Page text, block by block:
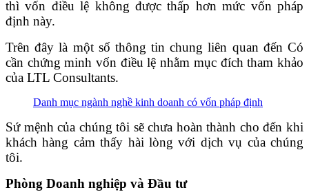
thì vốn điều lệ không được thấp hơn mức vốn pháp
định này.
Trên đây là một số thông tin chung liên quan đến Có
cần chứng minh vốn điều lệ nhằm mục đích tham khảo
của LTL Consultants.
Danh mục ngành nghề kinh doanh có vốn pháp định
Sứ mệnh của chúng tôi sẽ chưa hoàn thành cho đến khi
khách hàng cảm thấy hài lòng với dịch vụ của chúng
tôi.
Phòng Doanh nghiệp và Đầu tư